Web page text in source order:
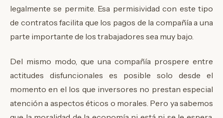
legalmente se permite. Esa permisividad con este tipo
de contratos facilita que los pagos de la compañía a una
parte importante de los trabajadores sea muy bajo.
Del mismo modo, que una compañía prospere entre
actitudes disfuncionales es posible solo desde el
momento en el los que inversores no prestan especial
atención a aspectos éticos o morales. Pero ya sabemos